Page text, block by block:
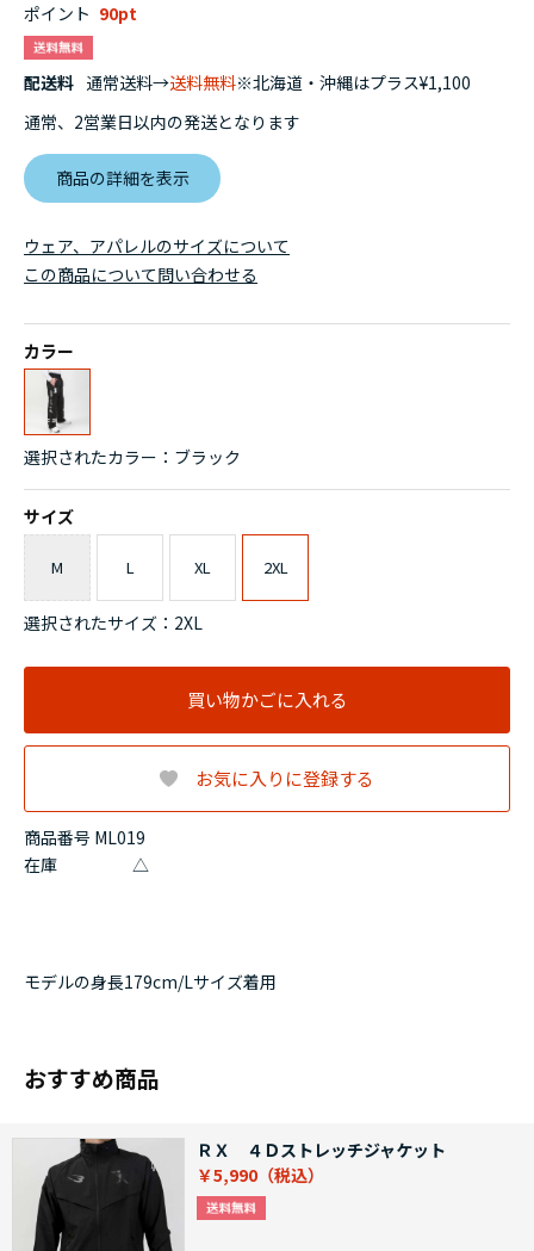
商品番号 ML019
ポイント 90
在庫 △
配送料 通常送料→送料無料※北海道・沖縄はプラス¥1,100
通常、2営業日以内の発送となります
商品の詳細を表示
ウェア、アパレルのサイズについて
カラー
選択されたカラー：ブラック
サイズ
M L XL 2XL
選択されたサイズ：2XL
買い物かごに入れる
お気に入りに登録する
この商品について問い合わせる
モデルの身長179cm/Lサイズ着用
おすすめ商品
ＲＸ ４Ｄストレッチジャケット
￥5,990